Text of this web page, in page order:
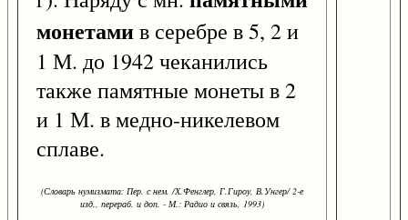
монетамив серебре в 5, 2 и
1 М. до 1942 чеканились
также памятные монеты в 2
и 1 М. в медно-никелевом
сплаве.
(Словарь нумизмата: Пер. с нем. /Х.Фенглер, Г.Гироу, В.Унгер/ 2-е
изд., перераб. и доп. - М.: Радио и связь, 1993)